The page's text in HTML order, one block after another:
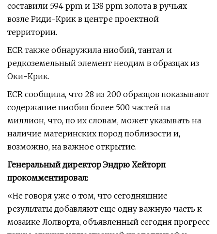
составили 594 ppm и 138 ppm золота в ручьях
возле Риди-Крик в центре проектной
территории.
ECR также обнаружила ниобий, тантал и
редкоземельный элемент неодим в образцах из
Оки-Крик.
ECR сообщила, что 28 из 200 образцов показывают
содержание ниобия более 500 частей на
миллион, что, по их словам, может указывать на
наличие материнских пород поблизости и,
возможно, на важное открытие.
Генеральный директор Эндрю Хейторп
прокомментировал:
«Не говоря уже о том, что сегодняшние
результаты добавляют еще одну важную часть к
мозаике Лолворта, объявленный сегодня прогресс